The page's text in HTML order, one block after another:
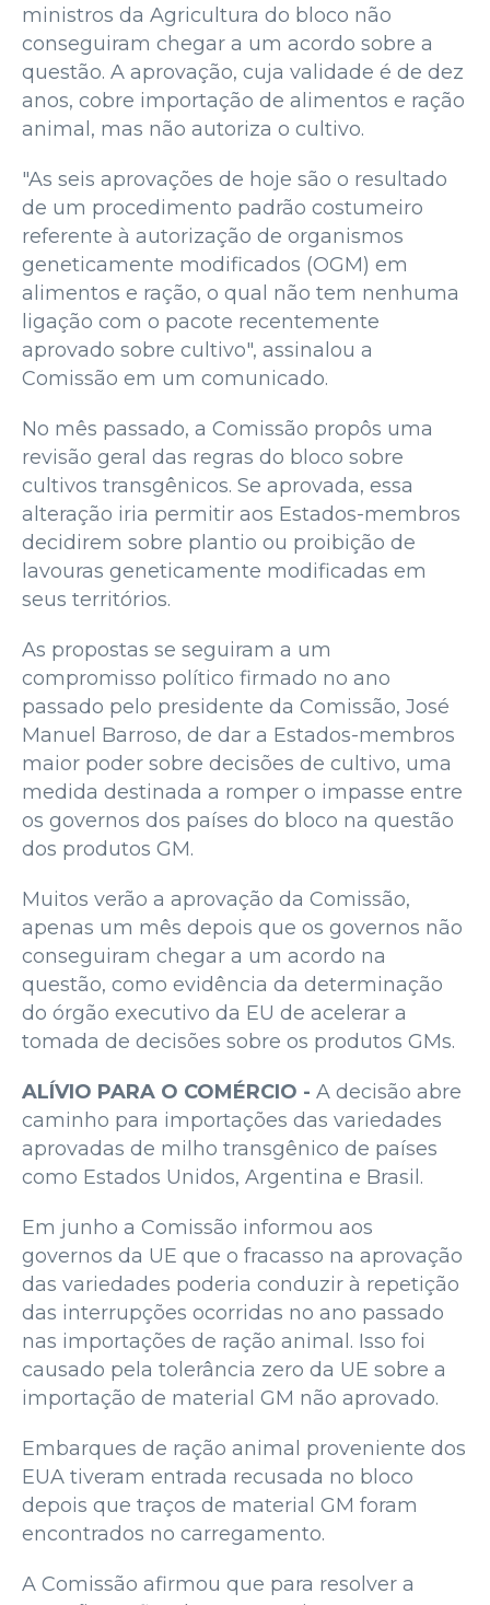
ministros da Agricultura do bloco não
conseguiram chegar a um acordo sobre a
questão. A aprovação, cuja validade é de dez
anos, cobre importação de alimentos e ração
animal, mas não autoriza o cultivo.
"As seis aprovações de hoje são o resultado
de um procedimento padrão costumeiro
referente à autorização de organismos
geneticamente modificados (OGM) em
alimentos e ração, o qual não tem nenhuma
ligação com o pacote recentemente
aprovado sobre cultivo", assinalou a
Comissão em um comunicado.
No mês passado, a Comissão propôs uma
revisão geral das regras do bloco sobre
cultivos transgênicos. Se aprovada, essa
alteração iria permitir aos Estados-membros
decidirem sobre plantio ou proibição de
lavouras geneticamente modificadas em
seus territórios.
As propostas se seguiram a um
compromisso político firmado no ano
passado pelo presidente da Comissão, José
Manuel Barroso, de dar a Estados-membros
maior poder sobre decisões de cultivo, uma
medida destinada a romper o impasse entre
os governos dos países do bloco na questão
dos produtos GM.
Muitos verão a aprovação da Comissão,
apenas um mês depois que os governos não
conseguiram chegar a um acordo na
questão, como evidência da determinação
do órgão executivo da EU de acelerar a
tomada de decisões sobre os produtos GMs.
ALÍVIO PARA O COMÉRCIO - A decisão abre
caminho para importações das variedades
aprovadas de milho transgênico de países
como Estados Unidos, Argentina e Brasil.
Em junho a Comissão informou aos
governos da UE que o fracasso na aprovação
das variedades poderia conduzir à repetição
das interrupções ocorridas no ano passado
nas importações de ração animal. Isso foi
causado pela tolerância zero da UE sobre a
importação de material GM não aprovado.
Embarques de ração animal proveniente dos
EUA tiveram entrada recusada no bloco
depois que traços de material GM foram
encontrados no carregamento.
A Comissão afirmou que para resolver a